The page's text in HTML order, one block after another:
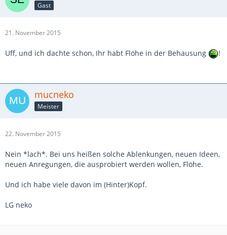
Gast
21. November 2015
Uff, und ich dachte schon, Ihr habt Flöhe in der Behausung !
mucneko
Meister
22. November 2015
Nein *lach*. Bei uns heißen solche Ablenkungen, neuen Ideen,
neuen Anregungen, die ausprobiert werden wollen, Flöhe.
Und ich habe viele davon im (Hinter)Kopf.
LG neko